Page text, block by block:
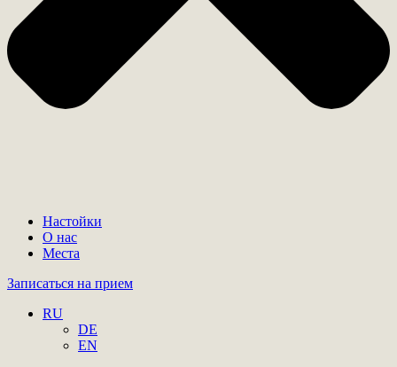
Настойки
О нас
Места
Записаться на прием
RU
DE
EN